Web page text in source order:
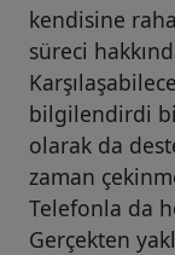
kendisine
süreci
bilgilendirdi
olarak da
zaman
Telefonla da
Gerçekten